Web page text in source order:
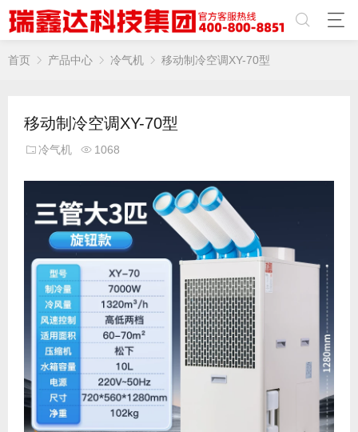
首页 产品中心 冷气机 移动制冷空调XY-70型
移动制冷空调XY-70型
冷气机 1068